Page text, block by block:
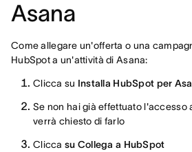
Asana
Come allegare un'offerta o una
HubSpot a un'attività di Asana:
Clicca su Installa HubSpot per
Se non hai già effettuato l'accesso
verrà chiesto di farlo
Clicca su Collega a HubSpot